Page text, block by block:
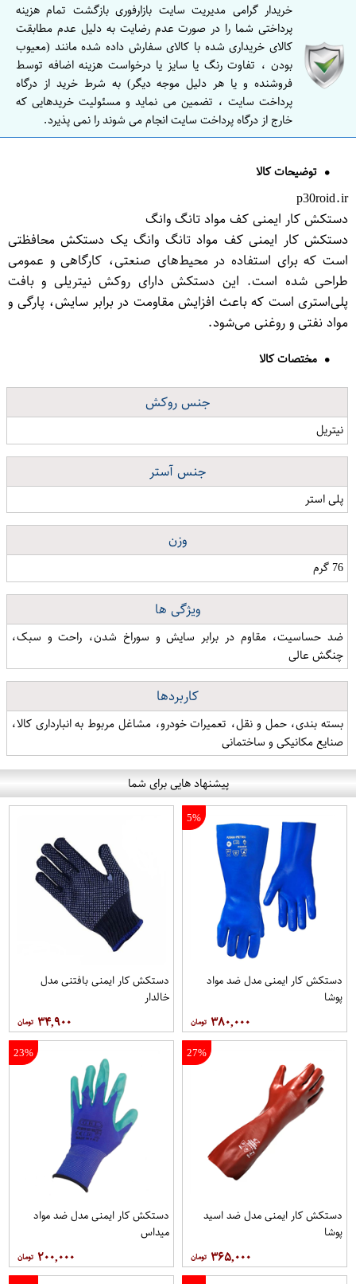
خریدار گرامی مدیریت سایت بازارفوری بازگشت تمام هزینه
پرداختی شما را در صورت عدم رضایت به دلیل عدم مطابقت
کالای خریداری شده با کالای سفارش داده شده مانند (معیوب
بودن ، تفاوت رنگ یا سایز یا درخواست هزینه اضافه توسط
فروشنده و یا هر دلیل موجه دیگر) به شرط خرید از درگاه
پرداخت سایت ، تضمین می نماید و مسئولیت خریدهایی که
خارج از درگاه پرداخت سایت انجام می شوند را نمی پذیرد.
توضیحات کالا
p30roid.ir
دستکش کار ایمنی کف مواد تانگ وانگ
دستکش کار ایمنی کف مواد تانگ وانگ یک دستکش محافظتی
است که برای استفاده در محیط‌های صنعتی، کارگاهی و عمومی
طراحی شده است. این دستکش دارای روکش نیتریلی و بافت
پلی‌استری است که باعث افزایش مقاومت در برابر سایش، پارگی و
مواد نفتی و روغنی می‌شود.
مختصات کالا
جنس روکش
نیتریل
جنس آستر
پلی استر
وزن
76 گرم
ویژگی ها
ضد حساسیت، مقاوم در برابر سایش و سوراخ شدن، راحت و سبک،
چنگش عالی
کاربردها
بسته بندی، حمل و نقل، تعمیرات خودرو، مشاغل مربوط به انبارداری کالا،
صنایع مکانیکی و ساختمانی
پیشنهاد هایی برای شما
5%
دستکش کار ایمنی مدل ضد مواد
پوشا
۳۸۰,۰۰۰
دستکش کار ایمنی بافتنی مدل
خالدار
۳۴,۹۰۰
27%
دستکش کار ایمنی مدل ضد اسید
پوشا
۳۶۵,۰۰۰
23%
دستکش کار ایمنی مدل ضد مواد
میداس
۲۰۰,۰۰۰